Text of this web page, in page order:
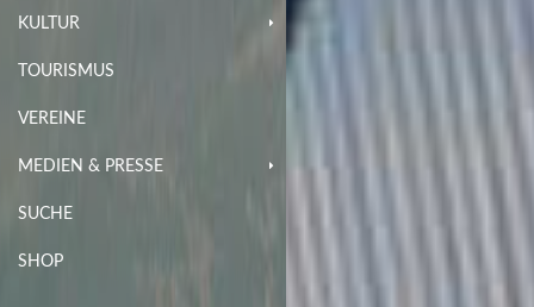
KULTUR
TOURISMUS
VEREINE
MEDIEN & PRESSE
SUCHE
SHOP